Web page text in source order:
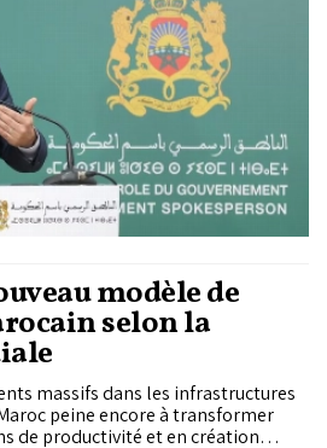
modèle de
selon la
massifs dans les infrastructures
peine encore à transformer
de productivité et en création